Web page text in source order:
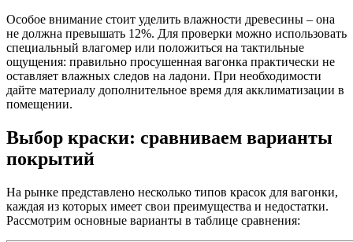
Особое внимание стоит уделить влажности древесины – она
не должна превышать 12%. Для проверки можно использовать
специальный влагомер или положиться на тактильные
ощущения: правильно просушенная вагонка практически не
оставляет влажных следов на ладони. При необходимости
дайте материалу дополнительное время для акклиматизации в
помещении.
Выбор краски: сравниваем варианты
покрытий
На рынке представлено несколько типов красок для вагонки,
каждая из которых имеет свои преимущества и недостатки.
Рассмотрим основные варианты в таблице сравнения: